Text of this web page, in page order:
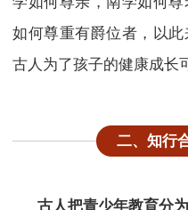
如何尊重有爵位者，以此
古人为了孩子的健康成长
二、 知行
古人把青少年教育分